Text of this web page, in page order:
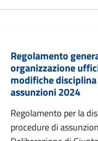
Regolamento
organizzazione
modifiche
assunzioni 2024
Regolamento per la
procedure di